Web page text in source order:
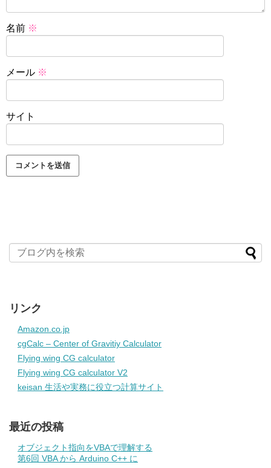
名前 ※
メール ※
サイト
リンク
Amazon.co.jp
cgCalc – Center of Gravitiy Calculator
Flying wing CG calculator
Flying wing CG calculator V2
keisan 生活や実務に役立つ計算サイト
最近の投稿
オブジェクト指向をVBAで理解する
第6回 VBA から Arduino C++ に